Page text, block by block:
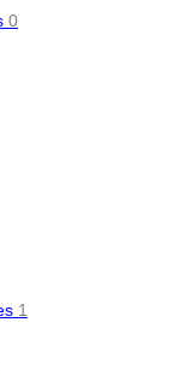
0
1